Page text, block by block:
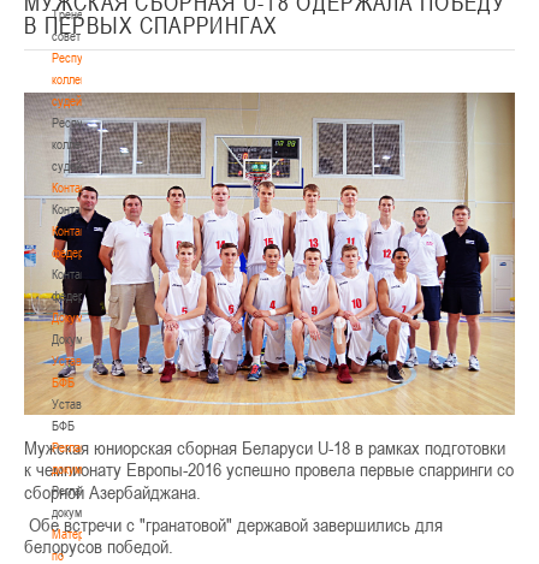
Тренерский
совет
Республиканская
коллегия
судей
Республиканская
коллегия
судей
Контакты
Контакты
Контакты
федерации
Контакты
федерации
Документы
Документы
Устав
БФБ
Устав
БФБ
Регламентирующие
документы
Регламентирующие
документы
Материалы
по
В ПЕРВЫХ СПАРРИНГАХ
Мужская юниорская сборная Беларуси U-18 в рамках подготовки
к чемпионату Европы-2016 успешно провела первые спарринги со
сборной Азербайджана.
Обе встречи с "гранатовой" державой завершились для
белорусов победой.